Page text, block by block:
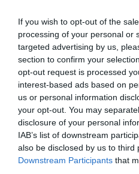
If you wish to opt-out of the
processing of your personal or
targeted advertising by us,
section to confirm your
opt-out request is processed
interest-based ads based on
us or personal information
your opt-out. You may
disclosure of your personal
IAB’s list of downstream
also be disclosed by us to third
Downstream Participants that
Newsletter
Κάθε βδομάδα στο e-mail
την Τέχνη και τον
Ακολουθήστε